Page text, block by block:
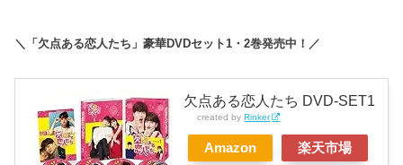
＼「欠点ある恋人たち」豪華DVDセット1・2巻発売中！／
欠点ある恋人たち DVD-SET1
created byRinker
Amazon 楽天市場